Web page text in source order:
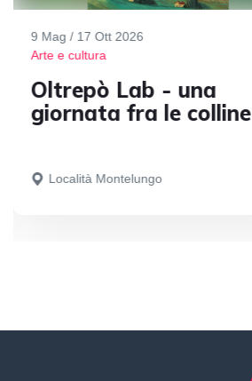
9 Mag / 17 Ott 2026
Arte e cultura
Oltrepò Lab - una
giornata fra le colline
Località Montelungo